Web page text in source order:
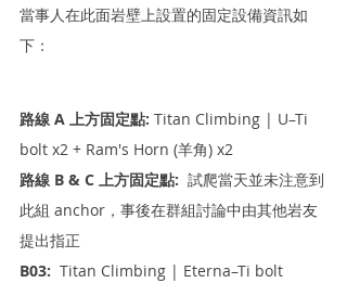
當事人在此面岩壁上設置的固定設備資訊如
下：
路線 A 上方固定點: Titan Climbing | U–Ti
bolt x2 + Ram's Horn (羊角) x2
路線 B & C 上方固定點:
  試爬當天並未注意到
此組 anchor，事後在群組討論中由其他岩友
提出指正
B03:
  Titan Climbing | Eterna–Ti bolt